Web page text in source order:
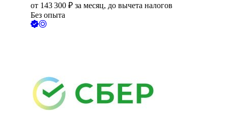
от 143 300 ₽ за месяц, до вычета налогов
Без опыта